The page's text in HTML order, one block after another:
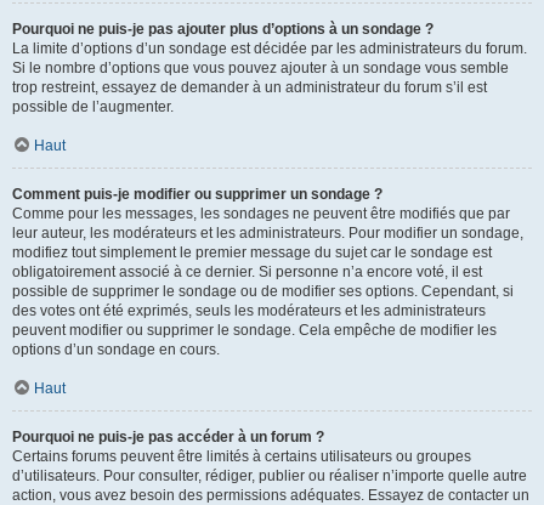
Pourquoi ne puis-je pas ajouter plus d’options à un sondage ?
La limite d’options d’un sondage est décidée par les administrateurs du forum.
Si le nombre d’options que vous pouvez ajouter à un sondage vous semble
trop restreint, essayez de demander à un administrateur du forum s’il est
possible de l’augmenter.
Haut
Comment puis-je modifier ou supprimer un sondage ?
Comme pour les messages, les sondages ne peuvent être modifiés que par
leur auteur, les modérateurs et les administrateurs. Pour modifier un sondage,
modifiez tout simplement le premier message du sujet car le sondage est
obligatoirement associé à ce dernier. Si personne n’a encore voté, il est
possible de supprimer le sondage ou de modifier ses options. Cependant, si
des votes ont été exprimés, seuls les modérateurs et les administrateurs
peuvent modifier ou supprimer le sondage. Cela empêche de modifier les
options d’un sondage en cours.
Haut
Pourquoi ne puis-je pas accéder à un forum ?
Certains forums peuvent être limités à certains utilisateurs ou groupes
d’utilisateurs. Pour consulter, rédiger, publier ou réaliser n’importe quelle autre
action, vous avez besoin des permissions adéquates. Essayez de contacter un